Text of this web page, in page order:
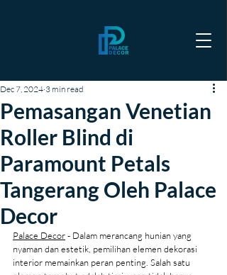
Pemasangan Venetian
Roller Blind di
Paramount Petals
Tangerang Oleh Palace
Decor
Dec 7, 2024 3 min read
Palace Decor - Dalam merancang hunian yang
nyaman dan estetik, pemilihan elemen dekorasi
interior memainkan peran penting. Salah satu